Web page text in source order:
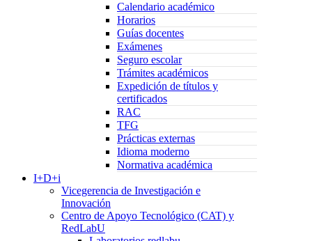
Calendario académico
Horarios
Guías docentes
Exámenes
Seguro escolar
Trámites académicos
Expedición de títulos y
certificados
RAC
TFG
Prácticas externas
Idioma moderno
Normativa académica
I+D+i
Vicegerencia de Investigación e
Innovación
Centro de Apoyo Tecnológico (CAT) y
RedLabU